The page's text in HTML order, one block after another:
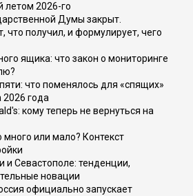
летом 2026-го
Думы закрыт.
что получил, и формулирует, чего
ящика: что закон о мониторинге
что поменялось для «спящих»
2026 года
кому теперь не вернуться на
или мало? Контекст
и Севастополе: тенденции,
новации
официально запускает